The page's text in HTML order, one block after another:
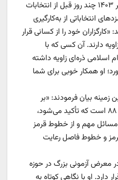
رهبر معظم انقلاب در ۵ تیر ۱۴۰۳ چند روز قبل از انتخابات
انتخاباتی از به‌کارگیری
«کارگزاران خود را از کسانی قرار
دارند. آن کسی که با
اسلامی ذره‌ای زاویه داشته
او همکار خوبی برای شما
بیان فرمودند: «بر
اساس همین درس از فتنه ۸۸ است که تأکید می‌شود،
مسائل مهم و از خطوط قرمز
و خطوط فاصل رعایت
معرض آزمونی بزرگ در حوزه
او با نگاهی کوتاه به